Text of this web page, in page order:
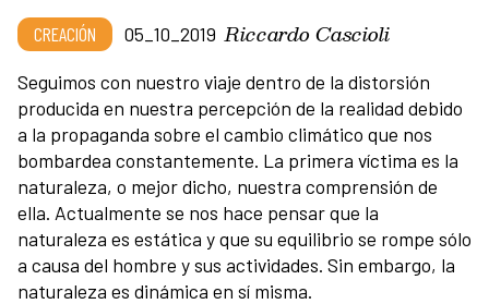
CREACIÓN 05_10_2019 Riccardo Cascioli
Seguimos con nuestro viaje dentro de la distorsión
producida en nuestra percepción de la realidad debido
a la propaganda sobre el cambio climático que nos
bombardea constantemente. La primera víctima es la
naturaleza, o mejor dicho, nuestra comprensión de
ella. Actualmente se nos hace pensar que la
naturaleza es estática y que su equilibrio se rompe sólo
a causa del hombre y sus actividades. Sin embargo, la
naturaleza es dinámica en sí misma.